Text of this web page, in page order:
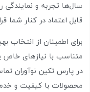
سال‌ها تجربه و
قابل اعتماد در کنار شما
برای اطمینان از انتخاب
متناسب با نیازهای خاص
در پارس تکین نوآوران
محصولات با کیفیت و